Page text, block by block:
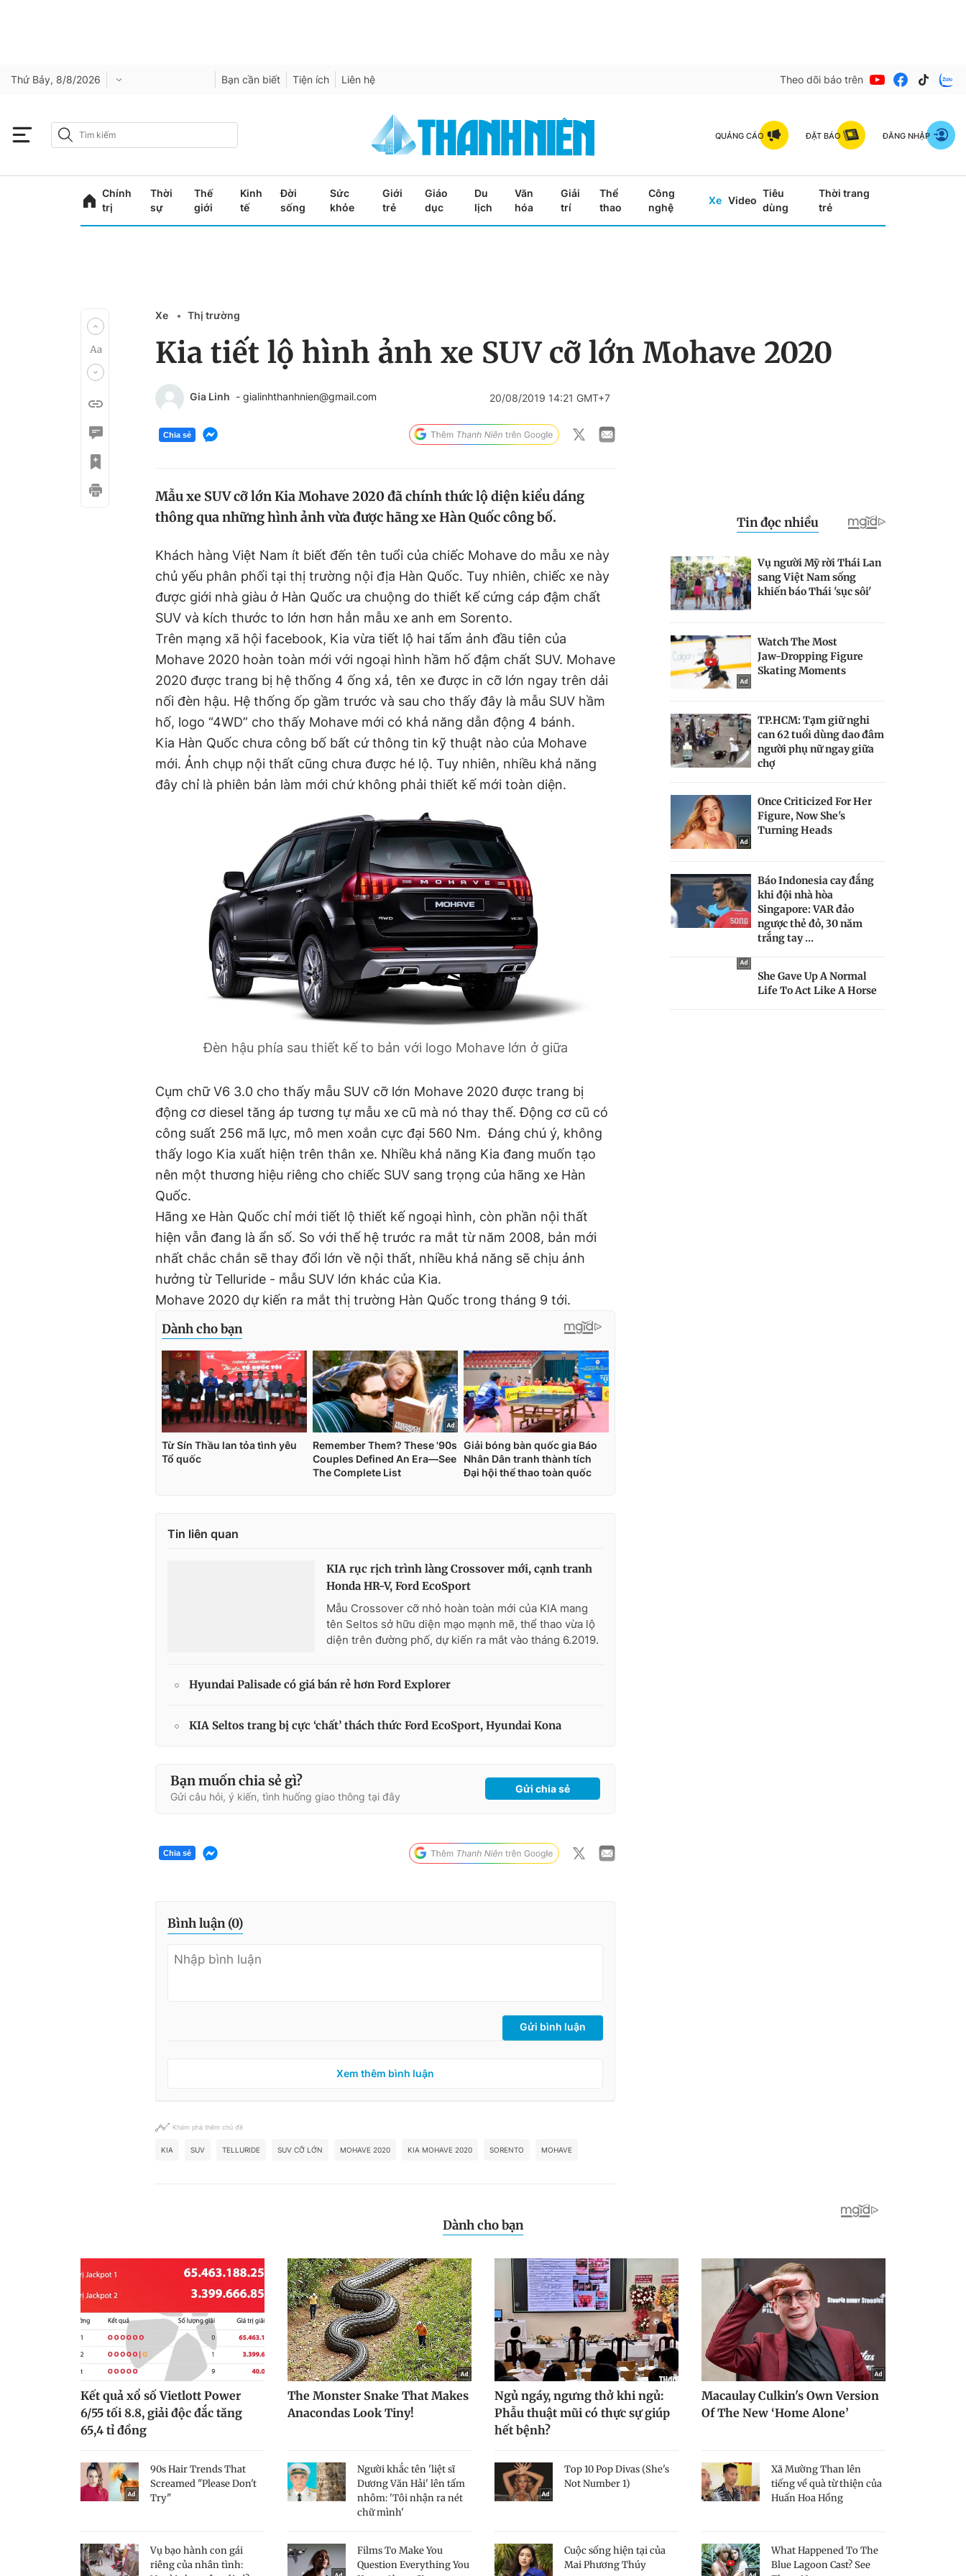
Thứ Bảy, 8/8/2026 Bạn cần biết Tiện ích Liên hệ Theo dõi báo trên
QUẢNG CÁO ĐẶT BÁO ĐĂNG NHẬP
Chính
trị
Thời
sự
Thế
giới
Kinh
tế
Đời
sống
Sức
khỏe
Giới
trẻ
Giáo
dục
Du
lịch
Văn
hóa
Giải
trí
Thể
thao
Công
nghệ
Xe Video
Tiêu
dùng
Thời trang
trẻ
Xe Thị trường
Kia tiết lộ hình ảnh xe SUV cỡ lớn Mohave 2020
Gia Linh - gialinhthanhnien@gmail.com 20/08/2019 14:21 GMT+7
Chia sẻ
Mẫu xe SUV cỡ lớn Kia Mohave 2020 đã chính thức lộ diện kiểu dáng
thông qua những hình ảnh vừa được hãng xe Hàn Quốc công bố.
Khách hàng Việt Nam ít biết đến tên tuổi của chiếc Mohave do mẫu xe này
chủ yếu phân phối tại thị trường nội địa Hàn Quốc. Tuy nhiên, chiếc xe này
được giới nhà giàu ở Hàn Quốc ưa chuộng do thiết kế cứng cáp đậm chất
SUV và kích thước to lớn hơn hẳn mẫu xe anh em Sorento.
Trên mạng xã hội facebook, Kia vừa tiết lộ hai tấm ảnh đầu tiên của
Mohave 2020 hoàn toàn mới với ngoại hình hầm hố đậm chất SUV. Mohave
2020 được trang bị hệ thống 4 ống xả, tên xe được in cỡ lớn ngay trên dải
nối đèn hậu. Hệ thống ốp gầm trước và sau cho thấy đây là mẫu SUV hầm
hố, logo “4WD” cho thấy Mohave mới có khả năng dẫn động 4 bánh.
Kia Hàn Quốc chưa công bố bất cứ thông tin kỹ thuật nào của Mohave
mới. Ảnh chụp nội thất cũng chưa được hé lộ. Tuy nhiên, nhiều khả năng
đây chỉ là phiên bản làm mới chứ không phải thiết kế mới toàn diện.
Đèn hậu phía sau thiết kế to bản với logo Mohave lớn ở giữa
Cụm chữ V6 3.0 cho thấy mẫu SUV cỡ lớn Mohave 2020 được trang bị
động cơ diesel tăng áp tương tự mẫu xe cũ mà nó thay thế. Động cơ cũ có
công suất 256 mã lực, mô men xoắn cực đại 560 Nm. Đáng chú ý, không
thấy logo Kia xuất hiện trên thân xe. Nhiều khả năng Kia đang muốn tạo
nên một thương hiệu riêng cho chiếc SUV sang trọng của hãng xe Hàn
Quốc.
Hãng xe Hàn Quốc chỉ mới tiết lộ thiết kế ngoại hình, còn phần nội thất
hiện vẫn đang là ẩn số. So với thế hệ trước ra mắt từ năm 2008, bản mới
nhất chắc chắn sẽ thay đổi lớn về nội thất, nhiều khả năng sẽ chịu ảnh
hưởng từ Telluride - mẫu SUV lớn khác của Kia.
Mohave 2020 dự kiến ra mắt thị trường Hàn Quốc trong tháng 9 tới.
Tin liên quan
KIA rục rịch trình làng Crossover mới, cạnh tranh
Honda HR-V, Ford EcoSport
Mẫu Crossover cỡ nhỏ hoàn toàn mới của KIA mang
tên Seltos sở hữu diện mạo mạnh mẽ, thể thao vừa lộ
diện trên đường phố, dự kiến ra mắt vào tháng 6.2019.
Hyundai Palisade có giá bán rẻ hơn Ford Explorer
KIA Seltos trang bị cực ‘chất’ thách thức Ford EcoSport, Hyundai Kona
Bạn muốn chia sẻ gì?
Gửi câu hỏi, ý kiến, tình huống giao thông tại đây
Gửi chia sẻ
Chia sẻ
Bình luận (0)
Gửi bình luận
Xem thêm bình luận
Khám phá thêm chủ đề
KIA SUV TELLURIDE SUV CỠ LỚN MOHAVE 2020 KIA MOHAVE 2020 SORENTO MOHAVE